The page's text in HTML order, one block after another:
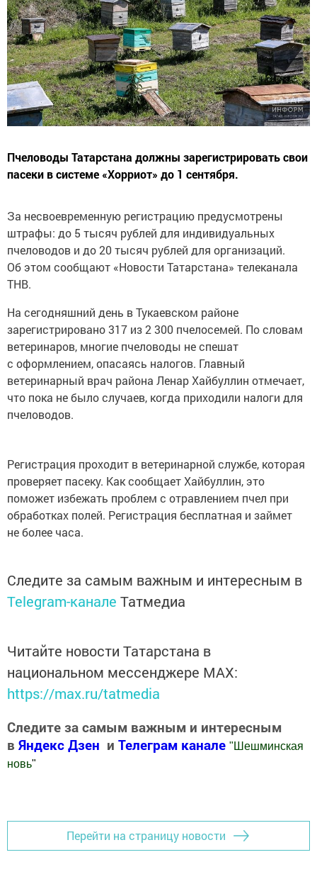
Пчеловоды Татарстана должны зарегистрировать свои
пасеки в системе «Хорриот» до 1 сентября.
За несвоевременную регистрацию предусмотрены
штрафы: до 5 тысяч рублей для индивидуальных
пчеловодов и до 20 тысяч рублей для организаций.
Об этом сообщают «Новости Татарстана» телеканала
ТНВ.
На сегодняшний день в Тукаевском районе
зарегистрировано 317 из 2 300 пчелосемей. По словам
ветеринаров, многие пчеловоды не спешат
с оформлением, опасаясь налогов. Главный
ветеринарный врач района Ленар Хайбуллин отмечает,
что пока не было случаев, когда приходили налоги для
пчеловодов.
Регистрация проходит в ветеринарной службе, которая
проверяет пасеку. Как сообщает Хайбуллин, это
поможет избежать проблем с отравлением пчел при
обработках полей. Регистрация бесплатная и займет
не более часа.
Следите за самым важным и интересным в
Telegram-канале Татмедиа
Читайте новости Татарстана в
национальном мессенджере MАХ:
https://max.ru/tatmedia
Следите за самым важным и интересным
в Яндекс Дзен и Телеграм канале " Шешминская
новь"
Перейти на страницу новости